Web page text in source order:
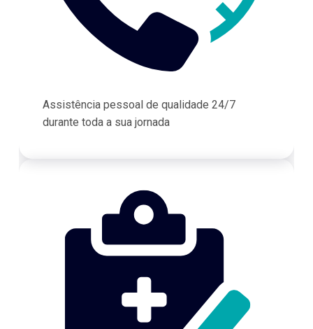
Assistência pessoal de qualidade 24/7
durante toda a sua jornada